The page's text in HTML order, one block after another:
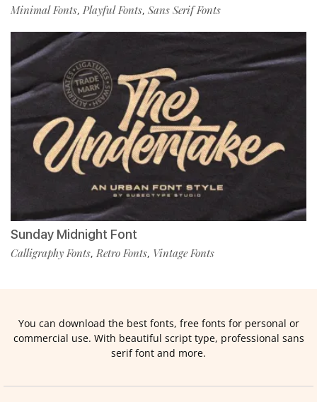
Minimal Fonts, Playful Fonts, Sans Serif Fonts
Sunday Midnight Font
Calligraphy Fonts,Retro Fonts, Vintage Fonts
You can download the best fonts, free fonts for personal or
commercial use. With beautiful script type, professional sans
serif font and more.